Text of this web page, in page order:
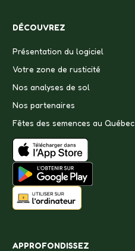
DÉCOUVREZ
Présentation du logiciel
Votre zone de rusticité
Nos analyses de sol
Nos partenaires
Fêtes des semences au Québec
APPROFONDISSEZ